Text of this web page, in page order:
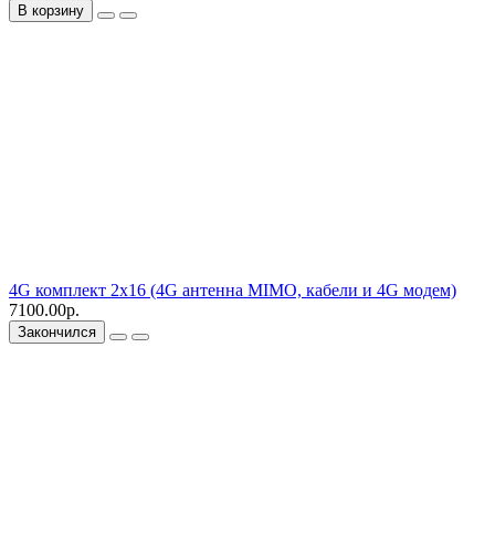
В корзину
4G комплект 2х16 (4G антенна MIMO, кабели и 4G модем)
7100.00р.
Закончился